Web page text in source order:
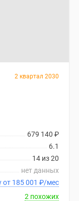
2 квартал 2030
679 140 ₽
6.1
14 из 20
нет данных
В ипотеку от 185 001 ₽/мес
2 похожих